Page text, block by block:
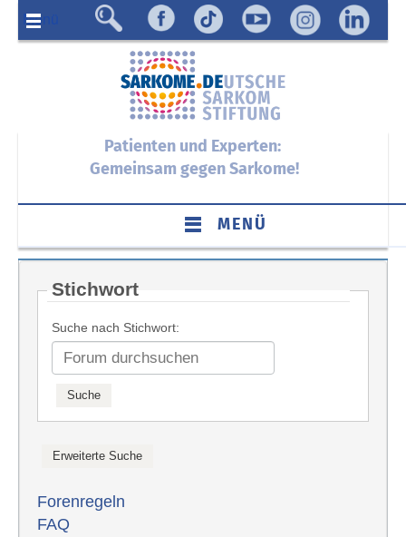
Menü
Patienten und Experten:
Gemeinsam gegen Sarkome!
MENÜ
Stichwort
Suche nach Stichwort:
Forenregeln
FAQ